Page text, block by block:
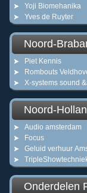
Yoji Biomehanika
Yves de Ruyter
Noord-
Piet Kennis
Rombouts
X-systems sound
Noord-
Audio amsterdam
Focus
Geluid verhuur
Onderdelen